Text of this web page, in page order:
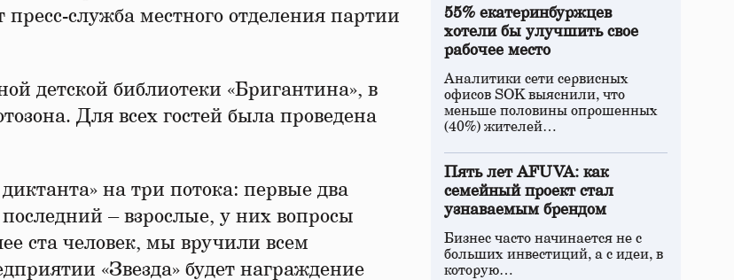
пресс-служба местного отделения партии
детской библиотеки «Бригантина», в
Для всех гостей была проведена
на три потока: первые два
– взрослые, у них вопросы
ста человек, мы вручили всем
«Звезда» будет награждение
55% екатеринбуржцев
хотели бы улучшить свое
рабочее место
Аналитики сети сервисных
офисов SOK выяснили, что
меньше половины опрошенных
(40%) жителей…
Пять лет AFUVA: как
семейный проект стал
узнаваемым брендом
Бизнес часто начинается не с
больших инвестиций, а с идеи, в
которую…